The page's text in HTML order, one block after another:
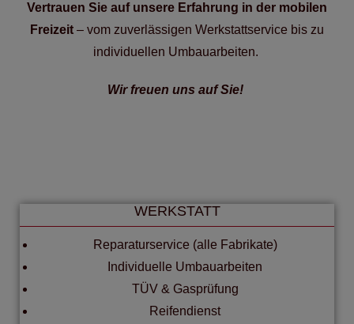
Vertrauen Sie auf unsere Erfahrung in der mobilen
Freizeit – vom zuverlässigen Werkstattservice bis zu
individuellen Umbauarbeiten. ​
Wir freuen uns auf Sie! ​
WERKSTATT
Reparaturservice (alle Fabrikate)
Individuelle Umbauarbeiten
TÜV & Gasprüfung
Reifendienst